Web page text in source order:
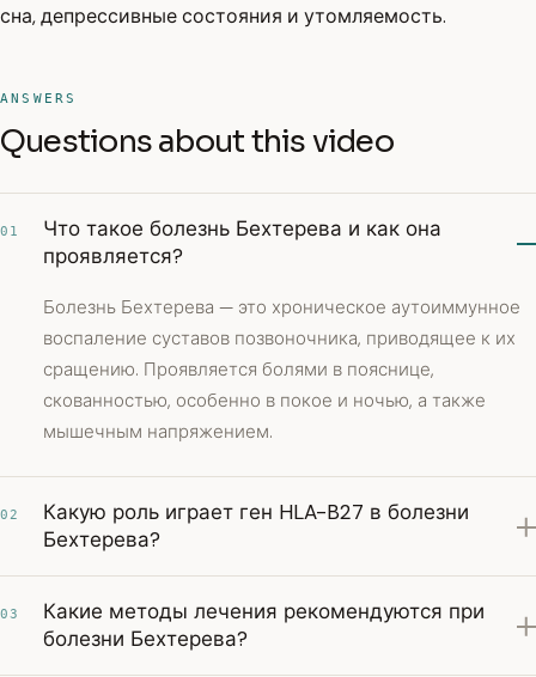
сна, депрессивные состояния и утомляемость.
ANSWERS
Questions about this video
01
Что такое болезнь Бехтерева и как она
проявляется?
Болезнь Бехтерева — это хроническое аутоиммунное
воспаление суставов позвоночника, приводящее к их
сращению. Проявляется болями в пояснице,
скованностью, особенно в покое и ночью, а также
мышечным напряжением.
02
Какую роль играет ген HLA-B27 в болезни
Бехтерева?
03
Какие методы лечения рекомендуются при
болезни Бехтерева?